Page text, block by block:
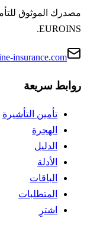
الموثوق للتأمين
insurance.com
سريعة
تأمين التأشيرة
الهجرة
الدليل
الأدلة
الباقات
المتطلبات
اشترِ